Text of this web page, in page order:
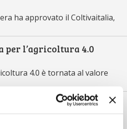
ha approvato il Coltivaitalia,
per l’agricoltura 4.0
4.0 è tornata al valore
entro fine gennaio